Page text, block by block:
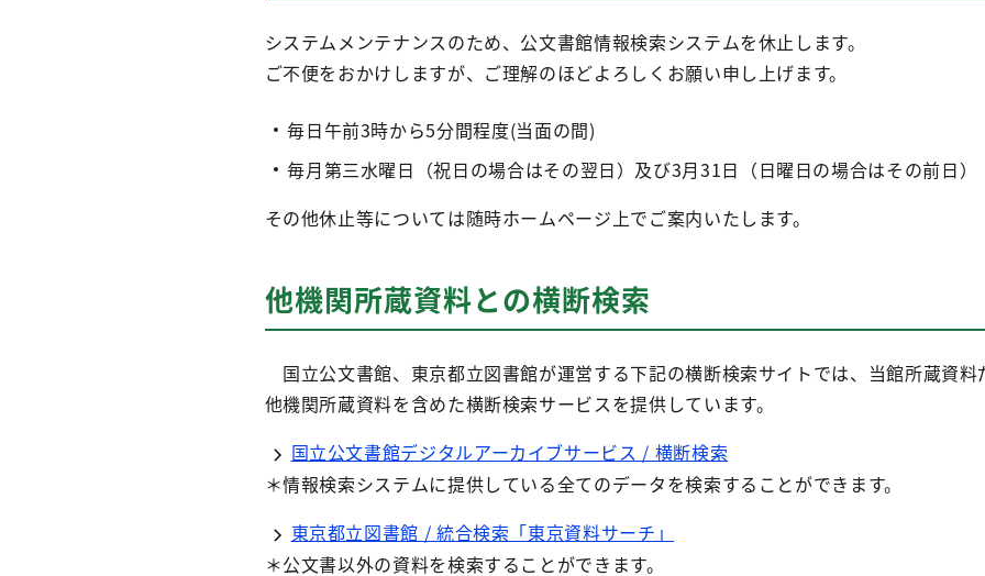
システムメンテナンスのため、公文書館情報検索システムを休止します。
ご不便をおかけしますが、ご理解のほどよろしくお願い申し上げます。
毎日午前3時から5分間程度(当面の間)
毎月第三水曜日（祝日の場合はその翌日）及び3月31日（日曜日の場合はその前日）
その他休止等については随時ホームページ上でご案内いたします。
他機関所蔵資料との横断検索
国立公文書館、東京都立図書館が運営する下記の横断検索サイトでは、当館所蔵資料
他機関所蔵資料を含めた横断検索サービスを提供しています。
国立公文書館デジタルアーカイブサービス / 横断検索
＊情報検索システムに提供している全てのデータを検索することができます。
東京都立図書館 / 統合検索「東京資料サーチ」
＊公文書以外の資料を検索することができます。